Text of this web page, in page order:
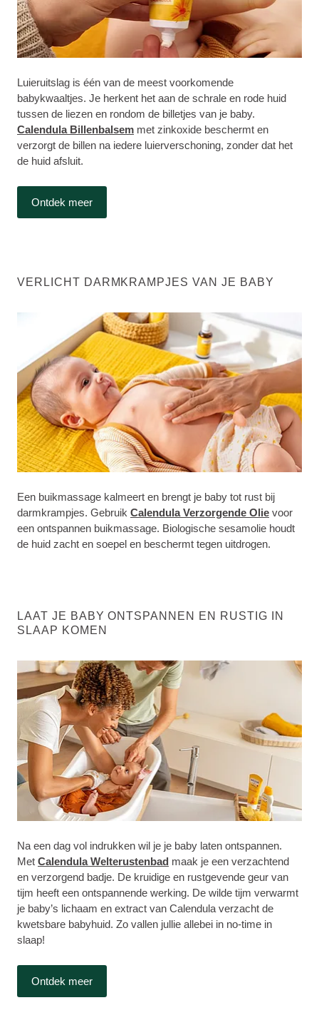
Luieruitslag is één van de meest voorkomende
babykwaaltjes. Je herkent het aan de schrale en rode huid
tussen de liezen en rondom de billetjes van je baby.
Calendula Billenbalsem met zinkoxide beschermt en
verzorgt de billen na iedere luierverschoning, zonder dat het
de huid afsluit.
Ontdek meer
VERLICHT DARMKRAMPJES VAN JE BABY
Een buikmassage kalmeert en brengt je baby tot rust bij
darmkrampjes. Gebruik Calendula Verzorgende Olie voor
een ontspannen buikmassage. Biologische sesamolie houdt
de huid zacht en soepel en beschermt tegen uitdrogen.
LAAT JE BABY ONTSPANNEN EN RUSTIG IN
SLAAP KOMEN
Na een dag vol indrukken wil je je baby laten ontspannen.
Met Calendula Welterustenbad maak je een verzachtend
en verzorgend badje. De kruidige en rustgevende geur van
tijm heeft een ontspannende werking. De wilde tijm verwarmt
je baby’s lichaam en extract van Calendula verzacht de
kwetsbare babyhuid. Zo vallen jullie allebei in no-time in
slaap!
Ontdek meer